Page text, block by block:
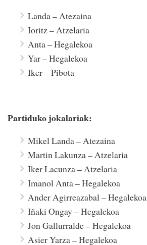
Landa – Atezaina
Ioritz – Atzelaria
Anta – Hegalekoa
Yar – Hegalekoa
Iker – Pibota
Partiduko jokalariak:
Mikel Landa – Atezaina
Martin Lakunza – Atzelaria
Iker Lacunza – Atzelaria
Imanol Anta – Hegalekoa
Ander Agirreazabal – Hegalekoa
Iñaki Ongay – Hegalekoa
Jon Gallurralde – Hegalekoa
Asier Yarza – Hegalekoa